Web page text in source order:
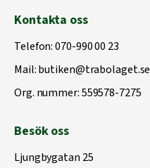
Kontakta oss
Telefon:070-990 00 23
Mail:butiken@trabolaget.se
Org. nummer: 559578-7275
Besök oss
Ljungbygatan 25